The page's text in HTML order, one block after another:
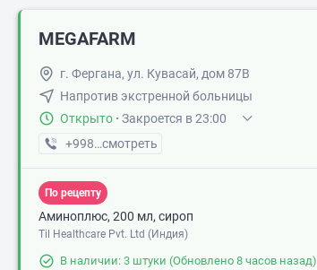
MEGAFARM
г. Фергана, ул. Кувасай, дом 87В
Напротив экстренной больницы
Открыто · Закроется в 23:00
+998 (97) XXX-XX-XX
смотреть
По рецепту
Аминоплюс, 200 мл, сироп
Til Healthcare Pvt. Ltd (Индия)
В наличии: 3 штуки (Обновлено 8 часов назад)